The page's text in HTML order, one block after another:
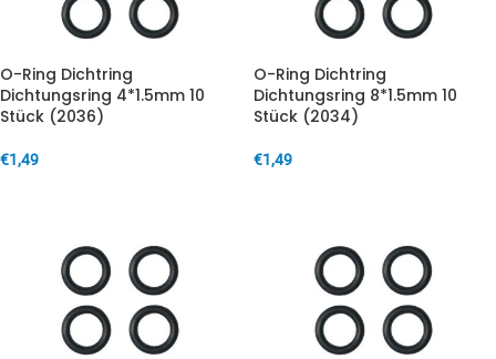
O-Ring Dichtring
Dichtungsring 4*1.5mm 10
Stück (2036)
€1,49
O-Ring Dichtring
Dichtungsring 8*1.5mm 10
Stück (2034)
€1,49